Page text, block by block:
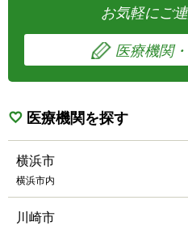
お気軽にご
医療機関
医療機関を探す
横浜市
横浜市内
川崎市